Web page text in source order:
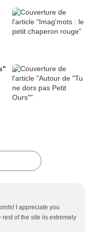
I appreciate you
of the site iis extremely